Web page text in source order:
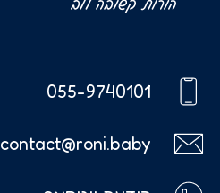
055-9740101
contact@roni.baby